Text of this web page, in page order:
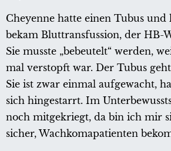
Cheyenne hatte einen Tubus und
bekam Bluttransfussion, der HB-
Sie musste „bebeutelt“ werden,
mal verstopft war. Der Tubus
Sie ist zwar einmal aufgewacht,
sich hingestarrt. Im
noch mitgekriegt, da bin ich mir
sicher, Wachkomapatienten